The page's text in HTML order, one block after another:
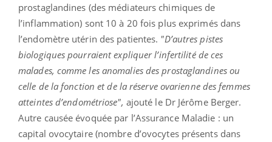
prostaglandines (des médiateurs chimiques de
l’inflammation) sont 10 à 20 fois plus exprimés dans
l’endomètre utérin des patientes. "D’autres pistes
biologiques pourraient expliquer l’infertilité de ces
malades, comme les anomalies des prostaglandines ou
celle de la fonction et de la réserve ovarienne des femmes
atteintes d’endométriose", ajouté le Dr Jérôme Berger.
Autre causée évoquée par l’Assurance Maladie : un
capital ovocytaire (nombre d’ovocytes présents dans